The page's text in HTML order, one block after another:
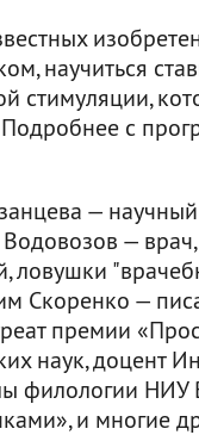
научиться
стимуляции,
Подробнее с
—
—
ловушки
Скоренко —
премии
наук, доцент
филологии
и многие